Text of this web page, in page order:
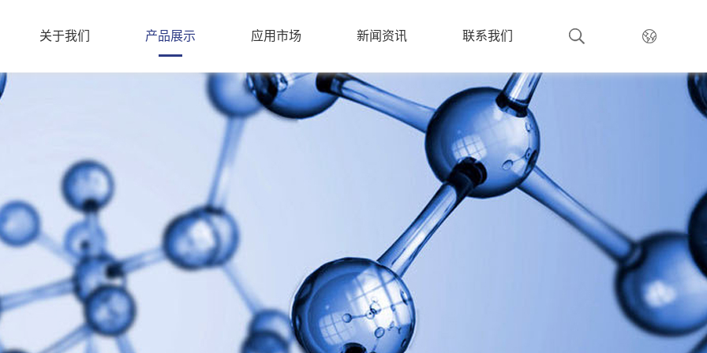
关于我们 产品展示 应用市场 新闻资讯 联系我们